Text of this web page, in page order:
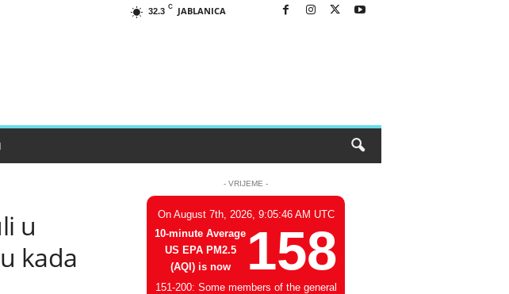
32.3 C JABLANICA
u
kada
- VRIJEME -
On August 7th, 2026, 9:05:46 AM UTC
10-minute Average
US EPA PM2.5
(AQI) is now
158
151-200: Some members of the general